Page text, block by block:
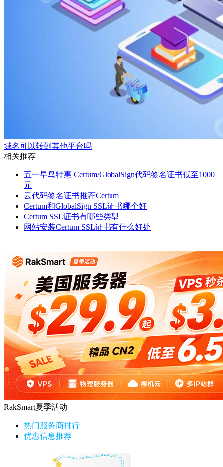
域名可以转到其他平台吗
相关推荐
五一早鸟特惠 Certum/GlobalSign代码签名证书低至1000
元
云代码签名证书推荐Certum
Certum和GlobalSign SSL证书哪个好
Certum SSL证书有哪些类型
网站安装Certum SSL证书有什么好处
RakSmart夏季活动
热门服务商排行
优惠信息推荐